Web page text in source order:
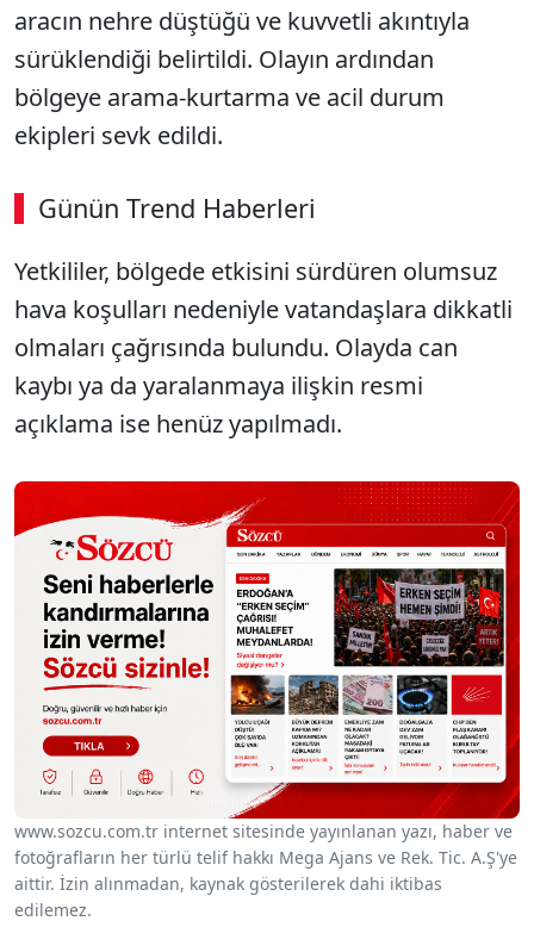
aracın nehre düştüğü ve kuvvetli akıntıyla
sürüklendiği belirtildi. Olayın ardından
bölgeye arama-kurtarma ve acil durum
ekipleri sevk edildi.
Günün Trend Haberleri
00:02 / 08:06
Sesi Aç
Yetkililer, bölgede etkisini sürdüren olumsuz
hava koşulları nedeniyle vatandaşlara dikkatli
olmaları çağrısında bulundu. Olayda can
kaybı ya da yaralanmaya ilişkin resmi
açıklama ise henüz yapılmadı.
www.sozcu.com.tr internet sitesinde yayınlanan yazı, haber ve
fotoğrafların her türlü telif hakkı Mega Ajans ve Rek. Tic. A.Ş'ye
aittir. İzin alınmadan, kaynak gösterilerek dahi iktibas
edilemez.